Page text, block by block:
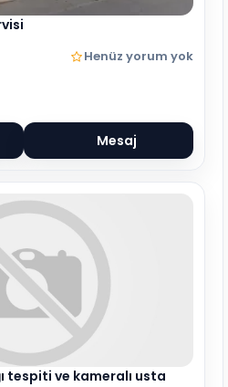
Henüz yorum yok
Mesaj
tespiti ve kameralı usta